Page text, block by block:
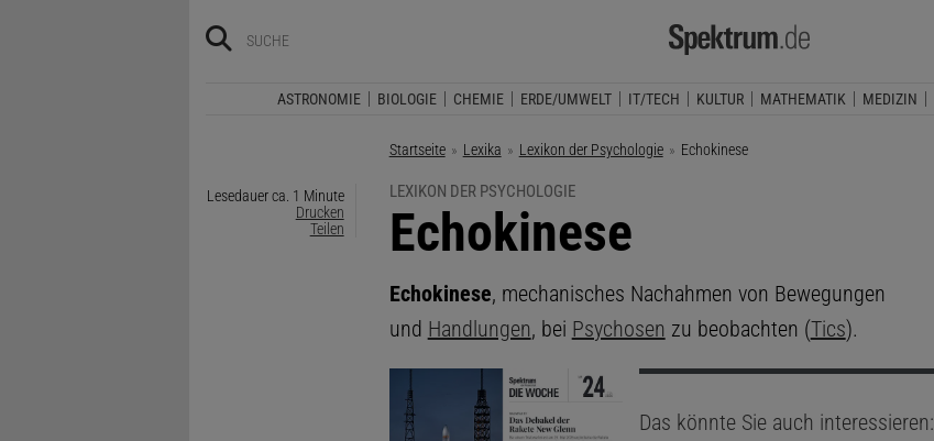
ASTRONOMIE BIOLOGIE CHEMIE ERDE/UMWELT IT/TECH KULTUR MATHEMATIK MEDIZIN
Startseite Lexika Lexikon der Psychologie Aktuelle Seite:
Echokinese
Lesedauer ca. 1 Minute
Drucken
Teilen
LEXIKON DER PSYCHOLOGIE
:
Echokinese
Echokinese, mechanisches Nachahmen von Bewegungen
und Handlungen, bei Psychosen zu beobachten (Tics).
Das könnte Sie auch interessieren: